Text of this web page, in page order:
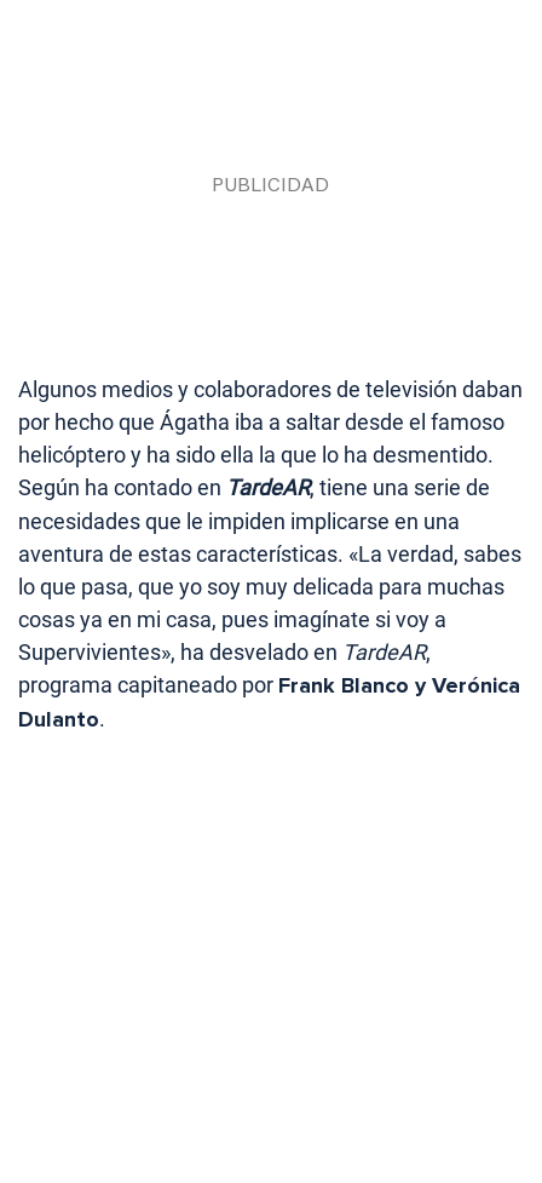
Algunos medios y colaboradores de televisión daban
por hecho que Ágatha iba a saltar desde el famoso
helicóptero y ha sido ella la que lo ha desmentido.
Según ha contado en TardeAR, tiene una serie de
necesidades que le impiden implicarse en una
aventura de estas características. «La verdad, sabes
lo que pasa, que yo soy muy delicada para muchas
cosas ya en mi casa, pues imagínate si voy a
Supervivientes», ha desvelado en TardeAR,
programa capitaneado por Frank Blanco y Verónica
Dulanto.